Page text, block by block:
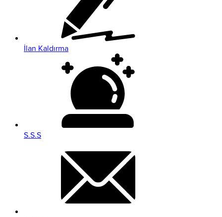
İlan Kaldırma
S.S.S